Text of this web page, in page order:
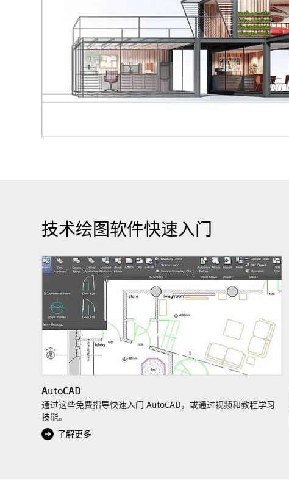
技术绘图软件快速入门
AutoCAD
通过这些免费指导快速入门 AutoCAD，或通过视频和教程学习
技能。
了解更多